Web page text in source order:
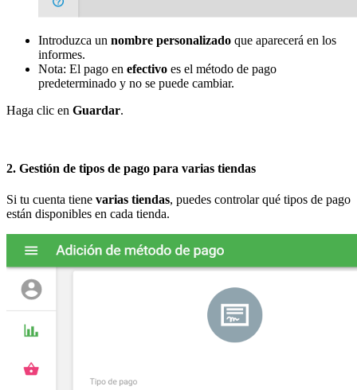
Introduzca un nombre personalizado que aparecerá en los
informes.
Nota: El pago en efectivo es el método de pago
predeterminado y no se puede cambiar.
Haga clic en Guardar.
2. Gestión de tipos de pago para varias tiendas
Si tu cuenta tiene varias tiendas, puedes controlar qué tipos de pago
están disponibles en cada tienda.